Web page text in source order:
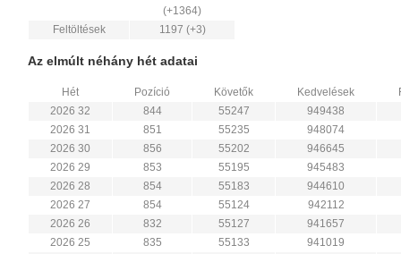
(+1364)
Feltöltések
1197 (+3)
Az elmúlt néhány hét adatai
Hét Pozíció Követők Kedvelések
2026 32
844 55247
949438
2026 31
851 55235
948074
2026 30
856 55202
946645
2026 29
853 55195
945483
2026 28
854 55183
944610
2026 27
854 55124
942112
2026 26
832 55127
941657
2026 25
835 55133
941019